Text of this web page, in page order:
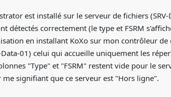
est installé sur le serveur de fichiers
détectés correctement (le type et FSRM
en installant KoXo sur mon contrôleur de
01) celui qui accueille uniquement les
"Type" et "FSRM" restent vide pour le
me signifiant que ce serveur est "Hors ligne".